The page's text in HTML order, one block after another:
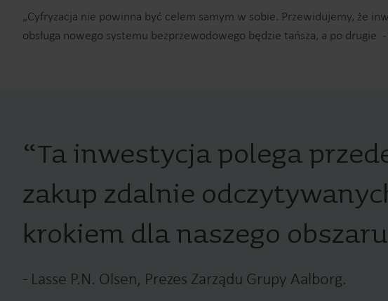
„Cyfryzacja nie powinna być celem samym w sobie. Przewidujemy, że
obsługa nowego systemu bezprzewodowego będzie tańsza, a po
“Ta inwestycja polega
zakup zdalnie
krokiem dla naszego
- Lasse P.N. Olsen, Prezes Zarządu Grupy Aalborg.